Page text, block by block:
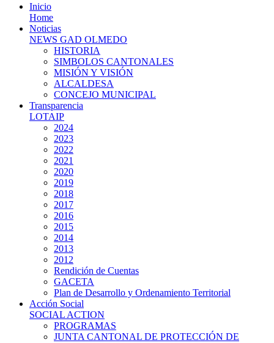
Inicio
Home
Noticias
NEWS GAD OLMEDO
HISTORIA
SIMBOLOS CANTONALES
MISIÓN Y VISIÓN
ALCALDESA
CONCEJO MUNICIPAL
Transparencia
LOTAIP
2024
2023
2022
2021
2020
2019
2018
2017
2016
2015
2014
2013
2012
Rendición de Cuentas
GACETA
Plan de Desarrollo y Ordenamiento Territorial
Acción Social
SOCIAL ACTION
PROGRAMAS
JUNTA CANTONAL DE PROTECCIÓN DE